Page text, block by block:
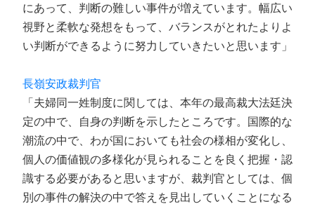
にあって、判断の難しい事件が増えています。幅広い
視野と柔軟な発想をもって、バランスがとれたよりよ
い判断ができるように努力していきたいと思います」
長嶺安政裁判官
「夫婦同一姓制度に関しては、本年の最高裁大法廷決
定の中で、自身の判断を示したところです。国際的な
潮流の中で、わが国においても社会の様相が変化し、
個人の価値観の多様化が見られることを良く把握・認
識する必要があると思いますが、裁判官としては、個
別の事件の解決の中で答えを見出していくことになる